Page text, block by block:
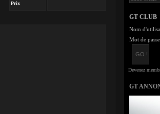
Prix
GT CLUB
Nom
Mot de passe
GT